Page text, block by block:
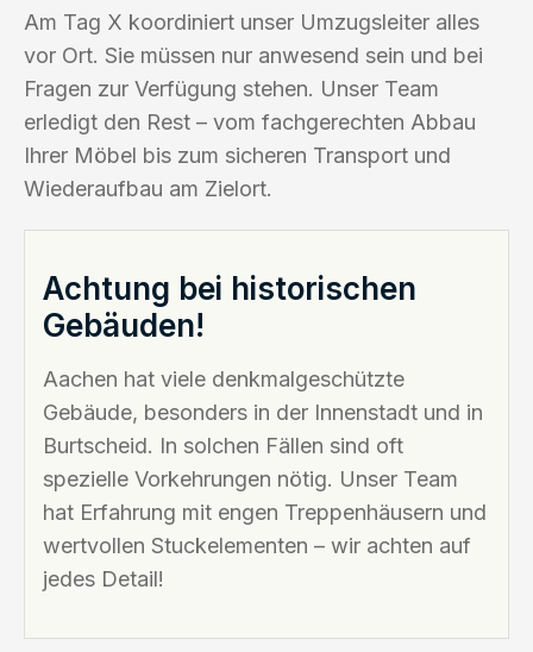
Am Tag X koordiniert unser Umzugsleiter alles
vor Ort. Sie müssen nur anwesend sein und bei
Fragen zur Verfügung stehen. Unser Team
erledigt den Rest – vom fachgerechten Abbau
Ihrer Möbel bis zum sicheren Transport und
Wiederaufbau am Zielort.
Achtung bei historischen
Gebäuden!
Aachen hat viele denkmalgeschützte
Gebäude, besonders in der Innenstadt und in
Burtscheid. In solchen Fällen sind oft
spezielle Vorkehrungen nötig. Unser Team
hat Erfahrung mit engen Treppenhäusern und
wertvollen Stuckelementen – wir achten auf
jedes Detail!